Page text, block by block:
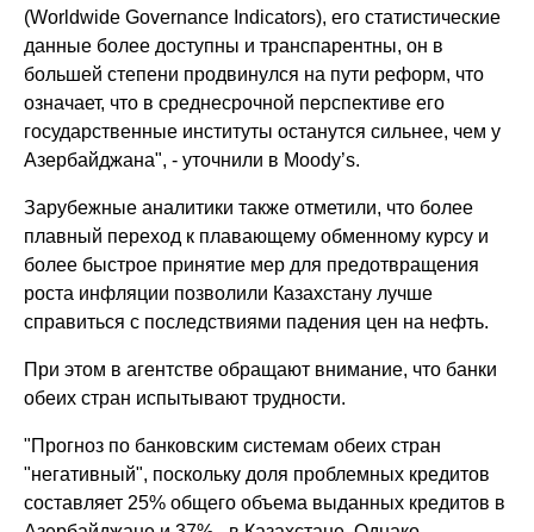
(Worldwide Governance Indicators), его статистические
данные более доступны и транспарентны, он в
большей степени продвинулся на пути реформ, что
означает, что в среднесрочной перспективе его
государственные институты останутся сильнее, чем у
Азербайджана", - уточнили в Moody’s.
Зарубежные аналитики также отметили, что более
плавный переход к плавающему обменному курсу и
более быстрое принятие мер для предотвращения
роста инфляции позволили Казахстану лучше
справиться с последствиями падения цен на нефть.
При этом в агентстве обращают внимание, что банки
обеих стран испытывают трудности.
"Прогноз по банковским системам обеих стран
"негативный", поскольку доля проблемных кредитов
составляет 25% общего объема выданных кредитов в